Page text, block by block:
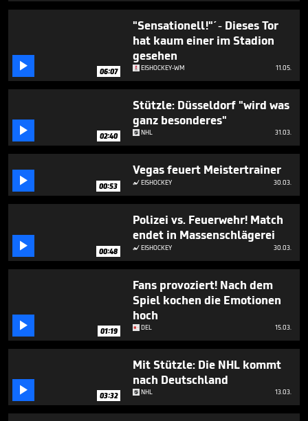
 06:07
"Sensationell!"´- Dieses Tor
hat kaum einer im Stadion
gesehen
EISHOCKEY-WM 11.05.
 02:40
Stützle: Düsseldorf "wird was
ganz besonderes"
NHL 31.03.
 00:53
Vegas feuert Meistertrainer
EISHOCKEY 30.03.
 00:48
Polizei vs. Feuerwehr! Match
endet in Massenschlägerei
EISHOCKEY 30.03.
 01:19
Fans provoziert! Nach dem
Spiel kochen die Emotionen
hoch
DEL 15.03.
 03:32
Mit Stützle: Die NHL kommt
nach Deutschland
NHL 13.03.